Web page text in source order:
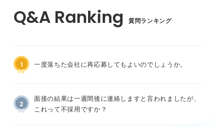
質問ランキング
1 一度落ちた会社に再応募してもよいのでしょうか。
2
面接の結果は一週間後に連絡しますと言われましたが、
これって不採用ですか？